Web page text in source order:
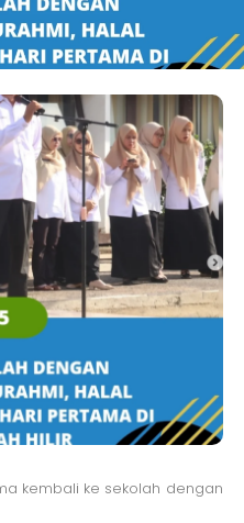
kembali ke sekolah dengan